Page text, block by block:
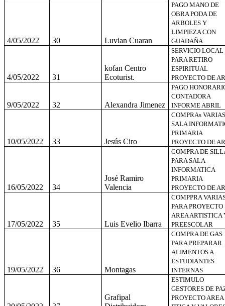
4/05/2022 30 Luvian Cuaran
PAGO MANO DE
OBRA PODA DE
ARBOLES Y
LIMPIEZA CON
GUADAÑA
4/05/2022 31
kofan Centro
Ecoturist.
SERVICIO LOCAL
PARA RETIRO
ESPIRITUAL
PROYECTO DE
9/05/2022 32 Alexandra Jimenez
PAGO
CONTADORA
INFORME ABRIL
10/05/2022 33 Jesús Ciro
COMPRAs VARIAS
SALA
PRIMARIA
PROYECTO DE
16/05/2022 34
José Ramiro
Valencia
COMPRA DE
PARA SALA
INFORMATICA
PRIMARIA
PROYECTO DE
17/05/2022 35 Luis Evelio Ibarra
COMPPRA
PARA PROYECTO
AREA ARTISTICA
PREESCOLAR
19/05/2022 36 Montagas
COMPRA DE GAS
PARA PREPARAR
ALIMENTOS A
ESTUDIANTES
INTERNAS
Grafipal
ESTIMULO
GESTORES DE
PROYECTO AREA